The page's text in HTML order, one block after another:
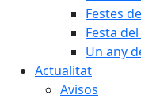
Festes
Festa
Un any
Actualitat
Avisos